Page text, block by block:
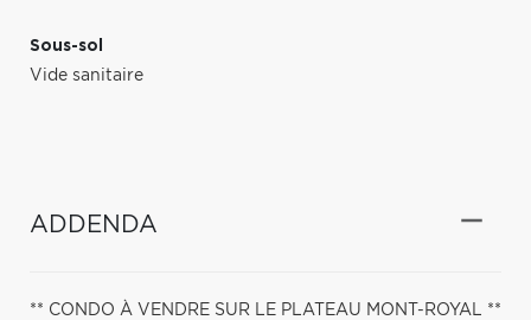
Sous-sol
Vide sanitaire
ADDENDA
** CONDO À VENDRE SUR LE PLATEAU MONT-ROYAL **